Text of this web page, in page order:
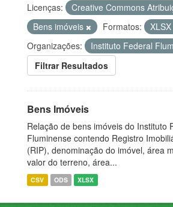
Licenças: Creative Commons
Bens imóveis
Formatos:
XLSX
Organizações:
Instituto Federal
Filtrar Resultados
Bens Imóveis
Relação de bens imóveis do Instituto
Fluminense contendo Registro
(RIP), denominação do imóvel, área
valor do terreno, área...
CSV ODS XLSX